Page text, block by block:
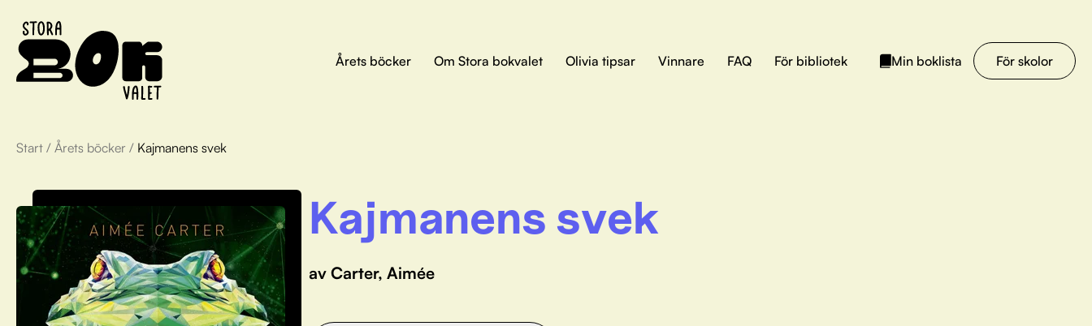
Årets böcker Om Stora bokvalet Olivia tipsar Vinnare FAQ För bibliotek Min boklista För skolor
Start / Årets böcker / Kajmanens svek
Kajmanens svek
av Carter, Aimée